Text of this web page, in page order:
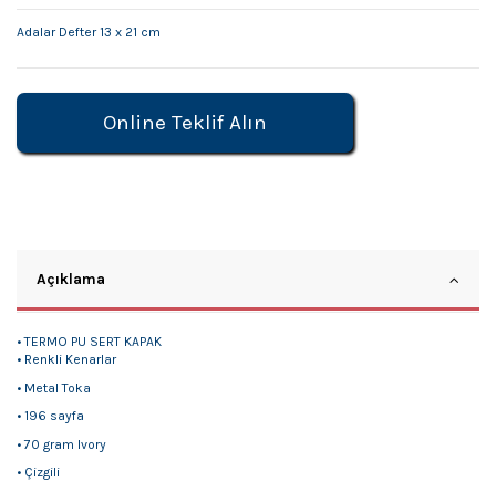
Adalar Defter 13 x 21 cm
Online Teklif Alın
Açıklama
• TERMO PU SERT KAPAK
• Renkli Kenarlar
• Metal Toka
• 196 sayfa
• 70 gram Ivory
• Çizgili